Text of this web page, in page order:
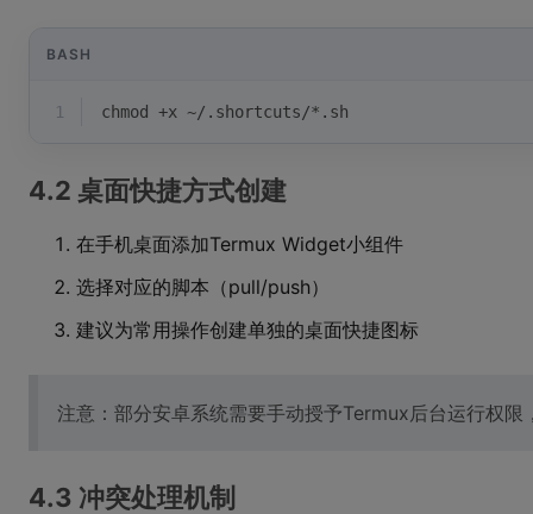
BASH
1 chmod +x ~/.shortcuts/*.sh
4.2 桌面快捷方式创建
在手机桌面添加Termux Widget小组件
选择对应的脚本（pull/push）
建议为常用操作创建单独的桌面快捷图标
注意：部分安卓系统需要手动授予Termux后台运行权
4.3 冲突处理机制